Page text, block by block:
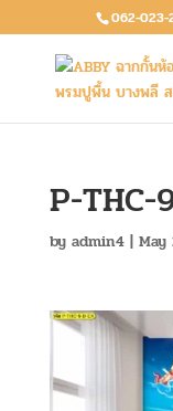
062-023-
P-THC-
by admin4| May